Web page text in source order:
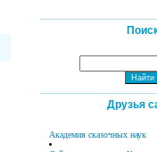
Друзья
Академия сказочных наук